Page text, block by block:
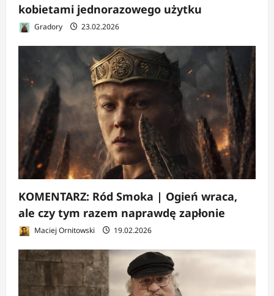
kobietami jednorazowego użytku
Gradory 23.02.2026
KOMENTARZ: Ród Smoka | Ogień wraca,
ale czy tym razem naprawdę zapłonie
Maciej Ornitowski 19.02.2026